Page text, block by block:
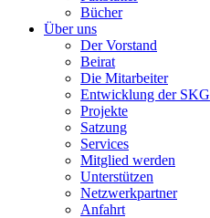
Bücher
Über uns
Der Vorstand
Beirat
Die Mitarbeiter
Entwicklung der SKG
Projekte
Satzung
Services
Mitglied werden
Unterstützen
Netzwerkpartner
Anfahrt